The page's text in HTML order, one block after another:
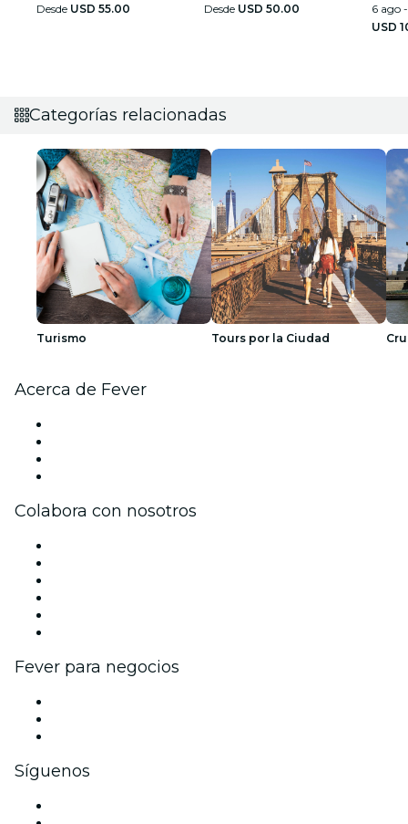
Desde USD 55.00
Desde USD 50.00
6 ago
USD
Categorías relacionadas
Turismo Tours por la Ciudad
Acerca de Fever
Colabora con nosotros
Fever para negocios
Síguenos